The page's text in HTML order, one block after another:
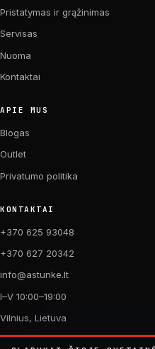
Pristatymas ir grąžinimas
Servisas
Nuoma
Kontaktai
APIE MUS
Blogas
Outlet
Privatumo politika
KONTAKTAI
+370 625 93048
+370 627 20342
info@astunke.lt
I–V 10:00–19:00
Vilnius, Lietuva